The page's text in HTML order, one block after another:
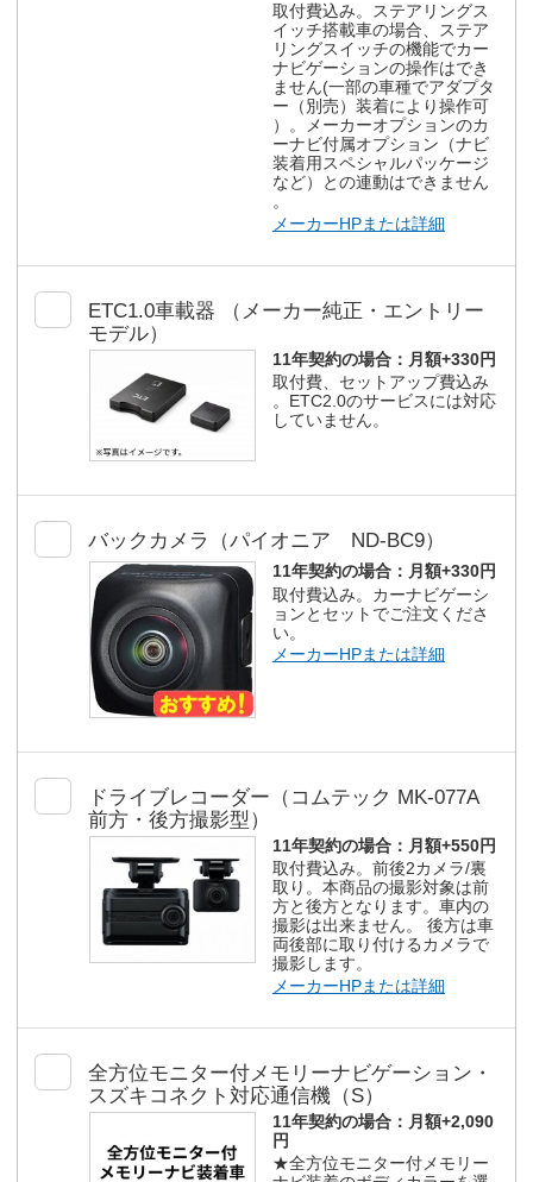
取付費込み。ステアリングス
イッチ搭載車の場合、ステア
リングスイッチの機能でカー
ナビゲーションの操作はでき
ません(一部の車種でアダプタ
ー（別売）装着により操作可
）。メーカーオプションのカ
ーナビ付属オプション（ナビ
装着用スペシャルパッケージ
など）との連動はできません
。
メーカーHPまたは詳細
ETC1.0車載器 （メーカー純正・エントリー
モデル）
11年契約の場合： 月額+330円
取付費、セットアップ費込み
。ETC2.0のサービスには対応
していません。
バックカメラ（パイオニア ND-BC9）
11年契約の場合： 月額+330円
取付費込み。カーナビゲーシ
ョンとセットでご注文くださ
い。
メーカーHPまたは詳細
ドライブレコーダー（コムテック MK-077A
前方・後方撮影型）
11年契約の場合： 月額+550円
取付費込み。前後2カメラ/裏
取り。本商品の撮影対象は前
方と後方となります。車内の
撮影は出来ません。 後方は車
両後部に取り付けるカメラで
撮影します。
メーカーHPまたは詳細
全方位モニター付メモリーナビゲーション・
スズキコネクト対応通信機（S）
11年契約の場合： 月額+2,090
円
★全方位モニター付メモリー